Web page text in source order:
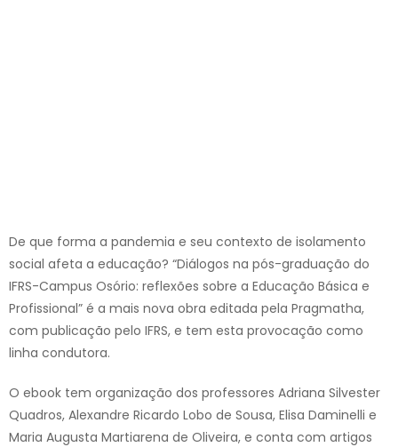
De que forma a pandemia e seu contexto de isolamento
social afeta a educação? “Diálogos na pós-graduação do
IFRS-Campus Osório: reflexões sobre a Educação Básica e
Profissional” é a mais nova obra editada pela Pragmatha,
com publicação pelo IFRS, e tem esta provocação como
linha condutora.
O ebook tem organização dos professores Adriana Silvester
Quadros, Alexandre Ricardo Lobo de Sousa, Elisa Daminelli e
Maria Augusta Martiarena de Oliveira, e conta com artigos